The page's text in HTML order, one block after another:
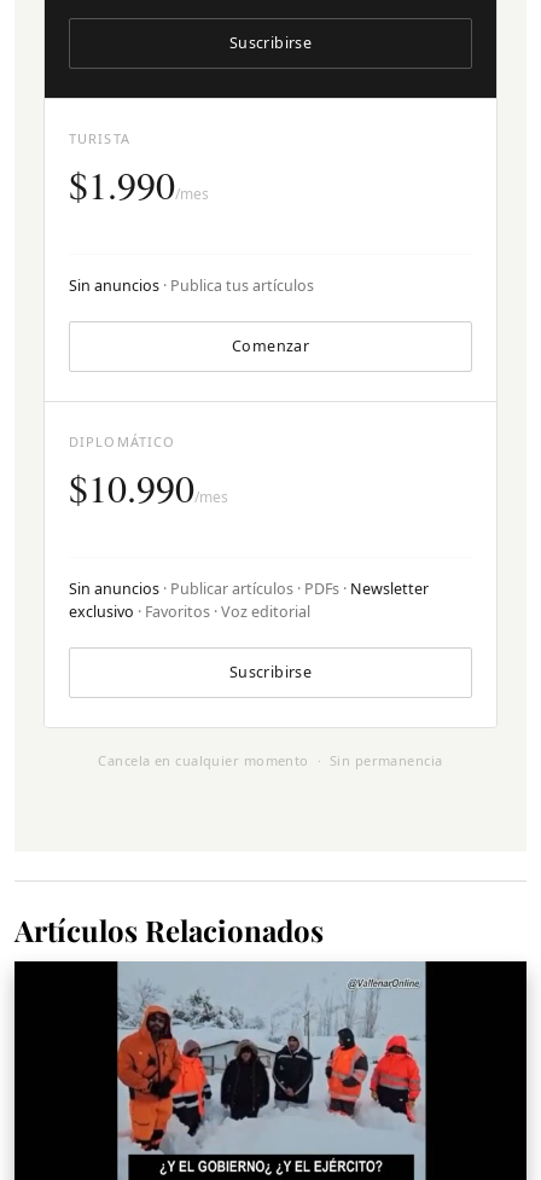
TURISTA
$1.990/mes
Sin anuncios · Publica tus artículos
Comenzar
Suscribirse
DIPLOMÁTICO
$10.990/mes
Sin anuncios · Publicar artículos · PDFs · Newsletter
exclusivo · Favoritos · Voz editorial
Suscribirse
Cancela en cualquier momento · Sin permanencia
Artículos Relacionados